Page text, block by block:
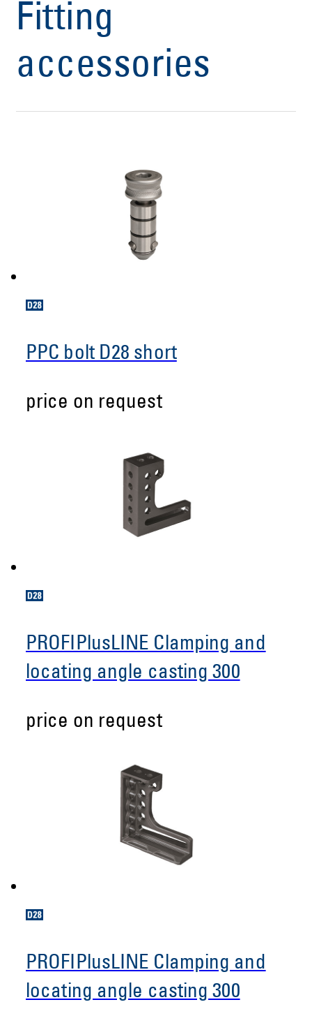
Fitting
accessories
PPC bolt D28 short
price on request
PROFIPlusLINE Clamping and
locating angle casting 300
price on request
PROFIPlusLINE Clamping and
locating angle casting 300